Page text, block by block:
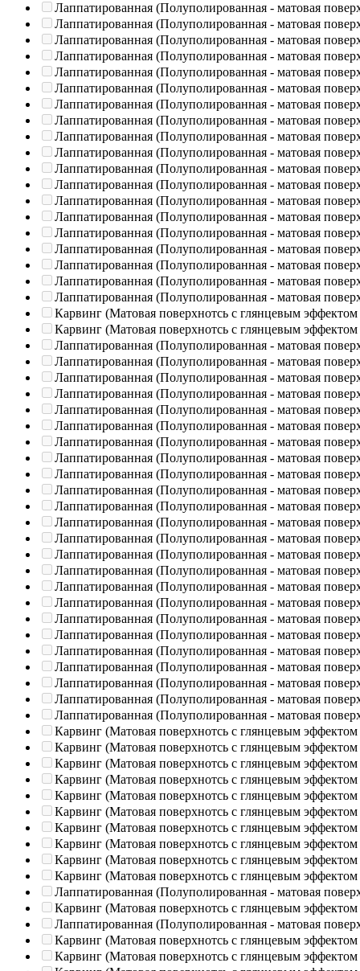
Лаппатированная (Полуполированная - матовая
Лаппатированная (Полуполированная - матовая
Лаппатированная (Полуполированная - матовая
Лаппатированная (Полуполированная - матовая
Лаппатированная (Полуполированная - матовая
Лаппатированная (Полуполированная - матовая
Лаппатированная (Полуполированная - матовая
Лаппатированная (Полуполированная - матовая
Лаппатированная (Полуполированная - матовая
Лаппатированная (Полуполированная - матовая
Лаппатированная (Полуполированная - матовая
Лаппатированная (Полуполированная - матовая
Лаппатированная (Полуполированная - матовая
Лаппатированная (Полуполированная - матовая
Лаппатированная (Полуполированная - матовая
Лаппатированная (Полуполированная - матовая
Лаппатированная (Полуполированная - матовая
Лаппатированная (Полуполированная - матовая
Лаппатированная (Полуполированная - матовая
Карвинг (Матовая поверхнотсь с глянцевым эффектом
Карвинг (Матовая поверхнотсь с глянцевым эффектом
Лаппатированная (Полуполированная - матовая
Лаппатированная (Полуполированная - матовая
Лаппатированная (Полуполированная - матовая
Лаппатированная (Полуполированная - матовая
Лаппатированная (Полуполированная - матовая
Лаппатированная (Полуполированная - матовая
Лаппатированная (Полуполированная - матовая
Лаппатированная (Полуполированная - матовая
Лаппатированная (Полуполированная - матовая
Лаппатированная (Полуполированная - матовая
Лаппатированная (Полуполированная - матовая
Лаппатированная (Полуполированная - матовая
Лаппатированная (Полуполированная - матовая
Лаппатированная (Полуполированная - матовая
Лаппатированная (Полуполированная - матовая
Лаппатированная (Полуполированная - матовая
Лаппатированная (Полуполированная - матовая
Лаппатированная (Полуполированная - матовая
Лаппатированная (Полуполированная - матовая
Лаппатированная (Полуполированная - матовая
Лаппатированная (Полуполированная - матовая
Лаппатированная (Полуполированная - матовая
Лаппатированная (Полуполированная - матовая
Лаппатированная (Полуполированная - матовая
Карвинг (Матовая поверхнотсь с глянцевым эффектом
Карвинг (Матовая поверхнотсь с глянцевым эффектом
Карвинг (Матовая поверхнотсь с глянцевым эффектом
Карвинг (Матовая поверхнотсь с глянцевым эффектом
Карвинг (Матовая поверхнотсь с глянцевым эффектом
Карвинг (Матовая поверхнотсь с глянцевым эффектом
Карвинг (Матовая поверхнотсь с глянцевым эффектом
Карвинг (Матовая поверхнотсь с глянцевым эффектом
Карвинг (Матовая поверхнотсь с глянцевым эффектом
Карвинг (Матовая поверхнотсь с глянцевым эффектом
Лаппатированная (Полуполированная - матовая
Карвинг (Матовая поверхнотсь с глянцевым эффектом
Лаппатированная (Полуполированная - матовая
Карвинг (Матовая поверхнотсь с глянцевым эффектом
Карвинг (Матовая поверхнотсь с глянцевым эффектом